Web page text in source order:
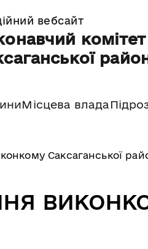
вебсайт
комітет
Місцева влада
Саксаганської